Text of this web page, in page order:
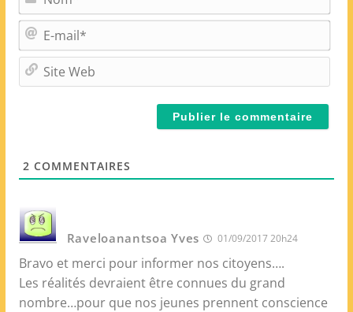
o
m
-
m
i
2 COMMENTAIRES
Raveloanantsoa Yves 01/09/2017 20h24
Bravo et merci pour informer nos citoyens….
Les réalités devraient être connues du grand
nombre…pour que nos jeunes prennent conscience